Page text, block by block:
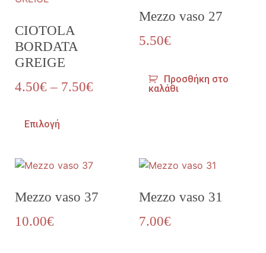
CIOTOLA
BORDATA
GREIGE
4.50€ – 7.50€
Επιλογή
Mezzo vaso 27
5.50€
Προσθήκη στο
καλάθι
Mezzo vaso 37
10.00€
Mezzo vaso 31
7.00€